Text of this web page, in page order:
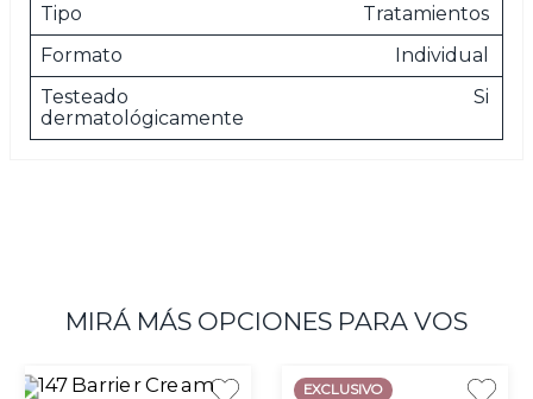
Tipo
Tratamientos
Formato
Individual
Testeado
dermatológicamente
Si
MIRÁ MÁS OPCIONES PARA VOS
EXCLUSIVO